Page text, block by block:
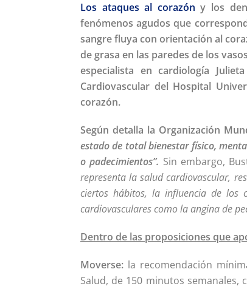
Los ataques al corazón y los
fenómenos agudos que
sangre fluya con orientación al
de grasa en las paredes de los
especialista en cardiología
Cardiovascular del Hospital
corazón.
Según detalla la Organización
estado de total bienestar físico,
o padecimientos”. Sin embargo,
representa la salud cardiovascular,
ciertos hábitos, la influencia de los
cardiovasculares como la angina de
Dentro de las proposiciones que
Moverse: la recomendación
Salud, de 150 minutos